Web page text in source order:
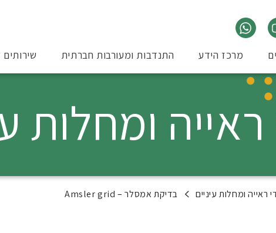
מרכז הידע התנדבות ומעורבות חברתית שירותים
ומחלות
ראייה ומחלות עיניים בדיקת אמסלר – Amsler grid